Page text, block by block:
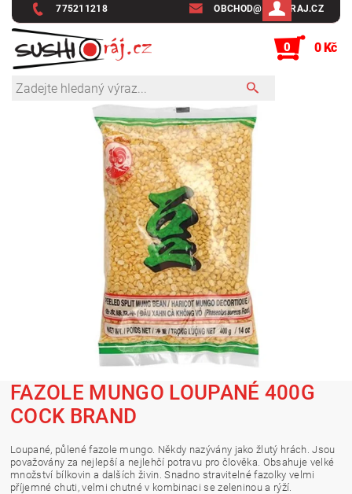
775211218 OBCHOD@SUSHIRAJ.CZ
0 0 Kč
FAZOLE MUNGO LOUPANÉ 400G
COCK BRAND
Loupané, půlené fazole mungo. Někdy nazývány jako žlutý hrách. Jsou
považovány za nejlepší a nejlehčí potravu pro člověka. Obsahuje velké
množství bílkovin a dalších živin. Snadno stravitelné fazolky velmi
příjemné chuti, velmi chutné v kombinaci se zeleninou a rýží.